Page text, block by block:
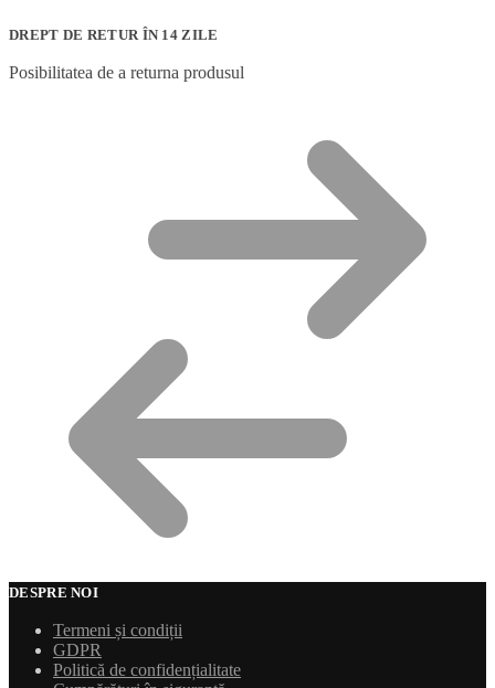
DREPT DE RETUR ÎN 14 ZILE
Posibilitatea de a returna produsul
DESPRE NOI
Termeni și condiții
GDPR
Politică de confidențialitate